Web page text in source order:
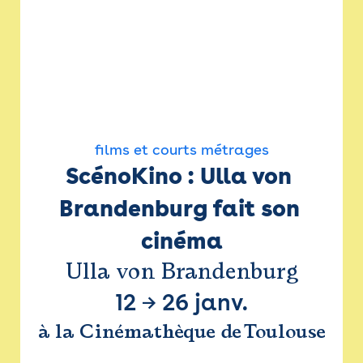
films et courts métrages
ScénoKino : Ulla von
Brandenburg fait son
cinéma
Ulla von Brandenburg
12 → 26 janv.
à la Cinémathèque de Toulouse